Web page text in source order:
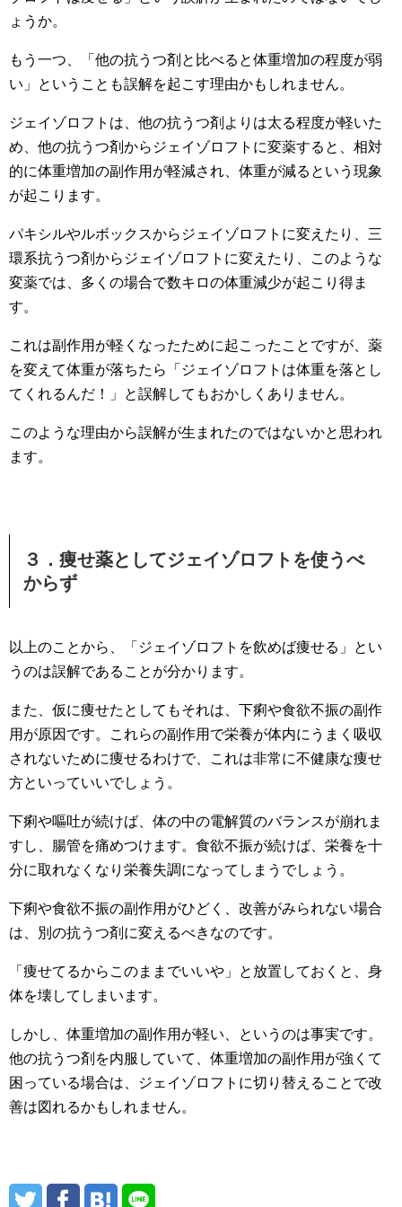
ょうか。
もう一つ、「他の抗うつ剤と比べると体重増加の程度が弱
い」ということも誤解を起こす理由かもしれません。
ジェイゾロフトは、他の抗うつ剤よりは太る程度が軽いた
め、他の抗うつ剤からジェイゾロフトに変薬すると、相対
的に体重増加の副作用が軽減され、体重が減るという現象
が起こります。
パキシルやルボックスからジェイゾロフトに変えたり、三
環系抗うつ剤からジェイゾロフトに変えたり、このような
変薬では、多くの場合で数キロの体重減少が起こり得ま
す。
これは副作用が軽くなったために起こったことですが、薬
を変えて体重が落ちたら「ジェイゾロフトは体重を落とし
てくれるんだ！」と誤解してもおかしくありません。
このような理由から誤解が生まれたのではないかと思われ
ます。
３．痩せ薬としてジェイゾロフトを使うべ
からず
以上のことから、「ジェイゾロフトを飲めば痩せる」とい
うのは誤解であることが分かります。
また、仮に痩せたとしてもそれは、下痢や食欲不振の副作
用が原因です。これらの副作用で栄養が体内にうまく吸収
されないために痩せるわけで、これは非常に不健康な痩せ
方といっていいでしょう。
下痢や嘔吐が続けば、体の中の電解質のバランスが崩れま
すし、腸管を痛めつけます。食欲不振が続けば、栄養を十
分に取れなくなり栄養失調になってしまうでしょう。
下痢や食欲不振の副作用がひどく、改善がみられない場合
は、別の抗うつ剤に変えるべきなのです。
「痩せてるからこのままでいいや」と放置しておくと、身
体を壊してしまいます。
しかし、体重増加の副作用が軽い、というのは事実です。
他の抗うつ剤を内服していて、体重増加の副作用が強くて
困っている場合は、ジェイゾロフトに切り替えることで改
善は図れるかもしれません。